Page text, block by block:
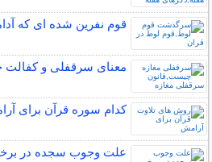
قوم نفرین شده ای که
معنای سرقفلی و
کدام سوره قرآن برای
علت وجوب سجده در